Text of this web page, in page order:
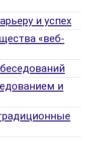
и успех
«веб-
и